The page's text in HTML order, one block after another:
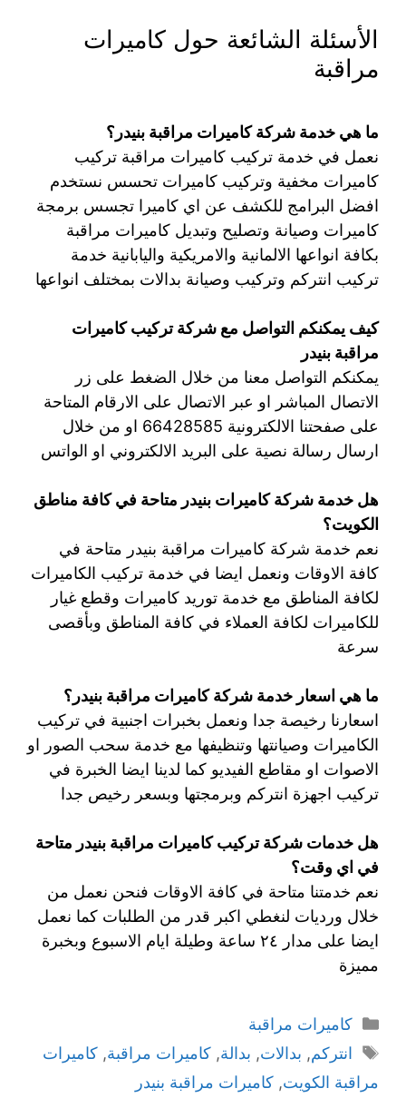
الأسئلة الشائعة حول كاميرات
مراقبة
ما هي خدمة شركة كاميرات مراقبة بنيدر؟
نعمل في خدمة تركيب كاميرات مراقبة تركيب
كاميرات مخفية وتركيب كاميرات تحسس نستخدم
افضل البرامج للكشف عن اي كاميرا تجسس برمجة
كاميرات وصيانة وتصليح وتبديل كاميرات مراقبة
بكافة انواعها الالمانية والامريكية واليابانية خدمة
تركيب انتركم وتركيب وصيانة بدالات بمختلف انواعها
كيف يمكنكم التواصل مع شركة تركيب كاميرات
مراقبة بنيدر
يمكنكم التواصل معنا من خلال الضغط على زر
الاتصال المباشر او عبر الاتصال على الارقام المتاحة
على صفحتنا الالكترونية 66428585 او من خلال
ارسال رسالة نصية على البريد الالكتروني او الواتس
هل خدمة شركة كاميرات بنيدر متاحة في كافة مناطق
الكويت؟
نعم خدمة شركة كاميرات مراقبة بنيدر متاحة في
كافة الاوقات ونعمل ايضا في خدمة تركيب الكاميرات
لكافة المناطق مع خدمة توريد كاميرات وقطع غيار
للكاميرات لكافة العملاء في كافة المناطق وبأقصى
سرعة
ما هي اسعار خدمة شركة كاميرات مراقبة بنيدر؟
اسعارنا رخيصة جدا ونعمل بخبرات اجنبية في تركيب
الكاميرات وصيانتها وتنظيفها مع خدمة سحب الصور او
الاصوات او مقاطع الفيديو كما لدينا ايضا الخبرة في
تركيب اجهزة انتركم وبرمجتها وبسعر رخيص جدا
هل خدمات شركة تركيب كاميرات مراقبة بنيدر متاحة
في اي وقت؟
نعم خدمتنا متاحة في كافة الاوقات فنحن نعمل من
خلال ورديات لنغطي اكبر قدر من الطلبات كما نعمل
ايضا على مدار ٢٤ ساعة وطيلة ايام الاسبوع وبخبرة
مميزة
كاميرات مراقبة
انتركم, بدالات, بدالة, كاميرات مراقبة, كاميرات
مراقبة الكويت, كاميرات مراقبة بنيدر